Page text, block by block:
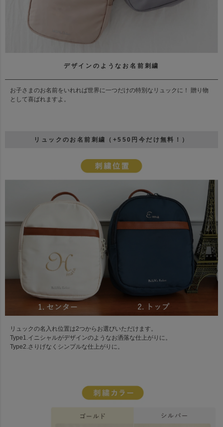
デザインのようなお名前刺繍
お子さまのお名前をいれれば世界に一つだけの特別なリュックに！ 贈り物
として喜ばれますよ。
リュックのお名前刺繍（+550円今だけ無料！）
リュックの名入れ位置は2つからお選びいただけます。
Type1.イニシャルがデザインのようなお洒落な仕上がりに。
Type2.さりげなくシンプルな仕上がりに。